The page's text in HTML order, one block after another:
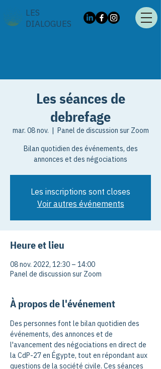
LES
DIALOGUES
Les séances de
debrefage
mar. 08 nov.
  |
Panel de discussion sur Zoom
Bilan quotidien des événements, des
annonces et des négociations
Les inscriptions sont closes
Voir autres événements
Heure et lieu
08 nov. 2022, 12:30 – 14:00
Panel de discussion sur Zoom
À propos de l'événement
Des personnes font le bilan quotidien des
événements, des annonces et de
l'avancement des négociations en direct de
la CdP-27 en Égypte, tout en répondant aux
questions de la société civile. Ces séances